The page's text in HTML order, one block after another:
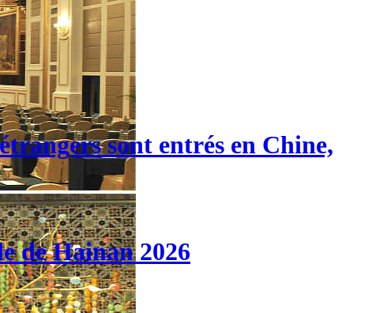
sont entrés en Chine,
de Hainan 2026